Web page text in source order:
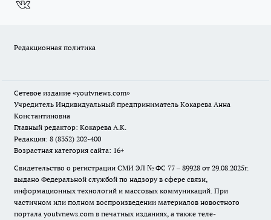
Редакционная политика
Сетевое издание «youtvnews.com»
Учредитель Индивидуальный предприниматель Кокарева Анна
Константиновна
Главный редактор: Кокарева А.К.
Редакция: 8 (8352) 202-400
Возрастная категория сайта: 16+
Свидетельство о регистрации СМИ ЭЛ № ФС 77 – 89928 от 29.08.2025г.
выдано Федеральной службой по надзору в сфере связи,
информационных технологий и массовых коммуникаций. При
частичном или полном воспроизведении материалов новостного
портала youtvnews.com в печатных изданиях, а также теле-